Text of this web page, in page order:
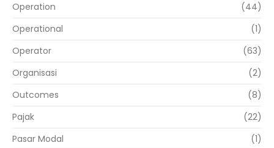
Operation
(44)
Operational
(1)
Operator
(63)
Organisasi
(2)
Outcomes
(8)
Pajak
(22)
Pasar Modal
(1)